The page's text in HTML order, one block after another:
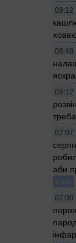
09:12
08:48
08:12
07:07
аби
Блог
07:00